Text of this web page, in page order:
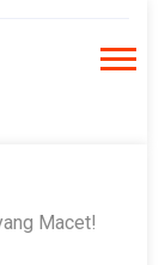
Macet!